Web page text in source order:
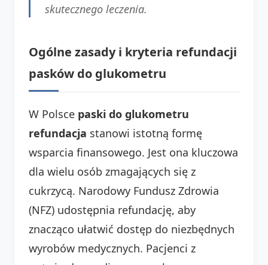
skutecznego leczenia.
Ogólne zasady i kryteria refundacji
pasków do glukometru
W Polsce paski do glukometru
refundacja stanowi istotną formę
wsparcia finansowego. Jest ona kluczowa
dla wielu osób zmagających się z
cukrzycą. Narodowy Fundusz Zdrowia
(NFZ) udostępnia refundację, aby
znacząco ułatwić dostęp do niezbędnych
wyrobów medycznych. Pacjenci z